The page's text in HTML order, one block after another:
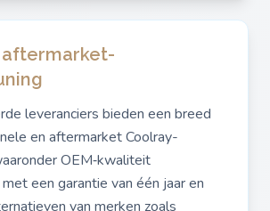
aftermarket-
leveranciers bieden een breed
en aftermarket Coolray-
OEM‑kwaliteit
een garantie van één jaar en
van merken zoals